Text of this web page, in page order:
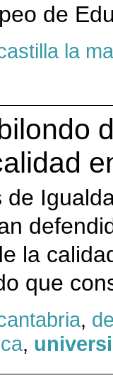
de
la
de
la
que
,
,